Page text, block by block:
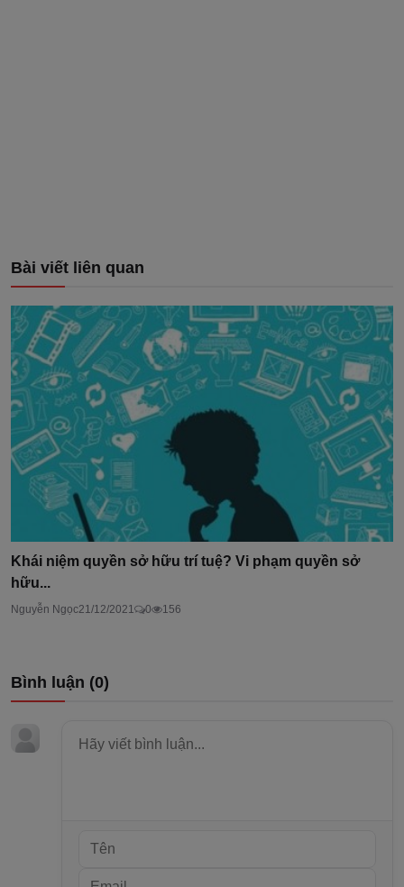
Bài viết liên quan
Khái niệm quyền sở hữu trí tuệ? Vi phạm quyền sở
hữu...
Nguyễn Ngọc21/12/2021 0 156
Bình luận (0)